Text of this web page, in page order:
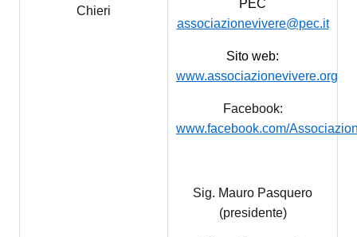
Chieri
PEC
associazionevivere@pec.it
Sito web:
www.associazionevivere.org
Facebook:
www.facebook.com/
Sig. Mauro Pasquero
(presidente)